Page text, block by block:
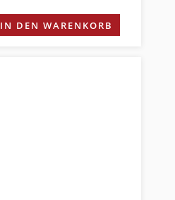
IN DEN WARENKORB